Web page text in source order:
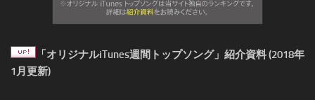
「オリジナルiTunes週間トップソング」紹介資料 (2018年
1月更新)